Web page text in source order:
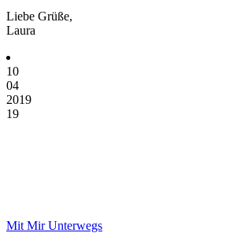
Liebe Grüße,
Laura
10
04
2019
19
Mit Mir Unterwegs